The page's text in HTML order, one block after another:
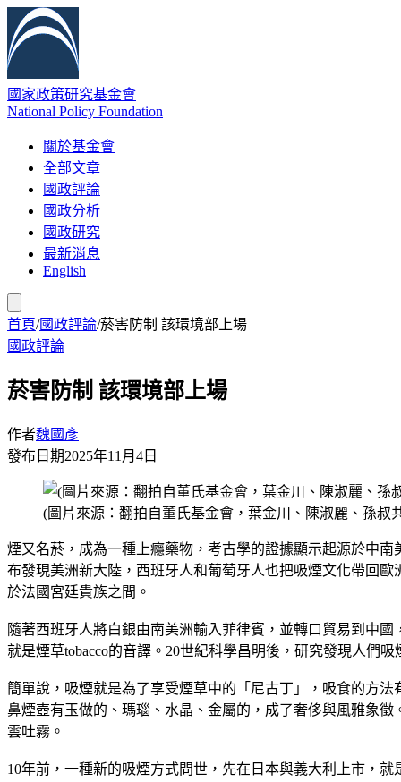
國家政策研究基金會
National Policy Foundation
關於基金會
全部文章
國政評論
國政分析
國政研究
最新消息
English
首頁/國政評論/菸害防制 該環境部上場
國政評論
菸害防制 該環境部上場
作者魏國彥
發布日期2025年11月4日
(圖片來源：翻拍自董氏基金會，葉金川、陳淑麗、孫叔
煙又名菸，成為一種上癮藥物，考古學的證據顯示起源於中
布發現美洲新大陸，西班牙人和葡萄牙人也把吸煙文化帶回
於法國宮廷貴族之間。
隨著西班牙人將白銀由南美洲輸入菲律賓，並轉口貿易到中
就是煙草tobacco的音譯。20世紀科學昌明後，研究發現人們
簡單說，吸煙就是為了享受煙草中的「尼古丁」，吸食的方
鼻煙壺有玉做的、瑪瑙、水晶、金屬的，成了奢侈與風雅象
雲吐霧。
10年前，一種新的吸煙方式問世，先在日本與義大利上市，